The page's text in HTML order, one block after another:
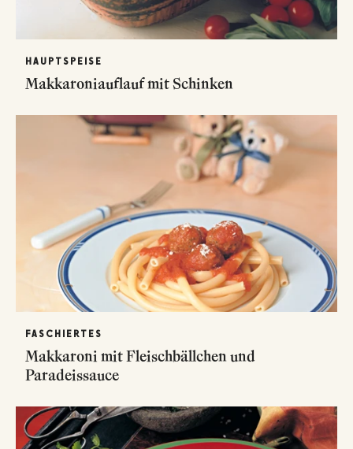
HAUPTSPEISE
Makkaroniauflauf mit Schinken
FASCHIERTES
Makkaroni mit Fleischbällchen und
Paradeissauce